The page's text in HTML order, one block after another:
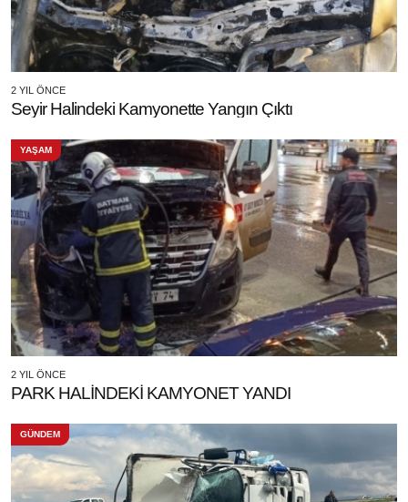
2 YIL ÖNCE
Seyir Halindeki Kamyonette Yangın Çıktı
YAŞAM
2 YIL ÖNCE
PARK HALİNDEKİ KAMYONET YANDI
GÜNDEM